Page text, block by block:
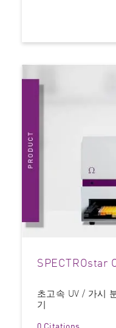
SPECTROstar
초고속 UV / 가시
기